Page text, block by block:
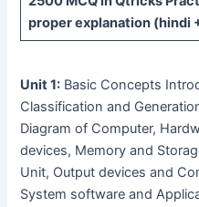
proper explanation (hindi
Unit 1: Basic Concepts
Classification and
Diagram of Computer,
devices, Memory and
Unit, Output devices and
System software and